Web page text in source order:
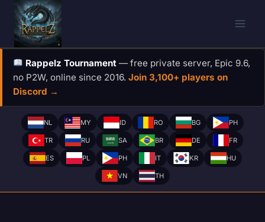
Skip
content
Rappelz Tournament — free private server, Epic 9.6,
no P2W, online since 2016. Join 3,100+ players on
Discord →
NL MY ID RO BG PH
TR RU SA BR DE FR
ES PL PH IT KR HU
VN TH